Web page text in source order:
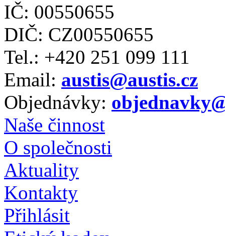
IČ: 00550655
DIČ: CZ00550655
Tel.: +420 251 099 111
Email: austis@austis.cz
Objednávky:
Naše činnost
O společnosti
Aktuality
Kontakty
Přihlásit